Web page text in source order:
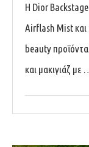
Η Dior
Airflash Mist
beauty
και μακιγιάζ με